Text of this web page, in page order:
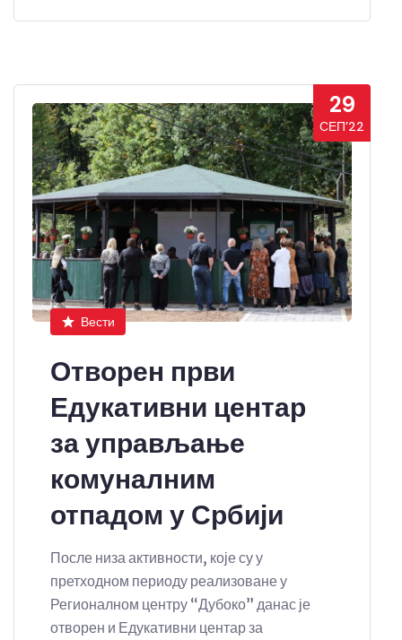
29
СЕП’22
Вести
Отворен први
Едукативни центар
за управљање
комуналним
отпадом у Србији
После низа активности, које су у
претходном периоду реализоване у
Регионалном центру “Дубоко” данас је
отворен и Едукативни центар за